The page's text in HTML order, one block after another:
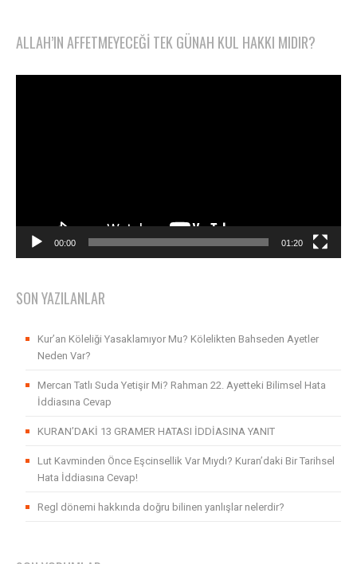
ALLAH’IN AFFETMEYECEĞI TEK GÜNAH KUL HAKKI MIDIR?
00:00 01:20
SON YAZILANLAR
Kur’an Köleliği Yasaklamıyor Mu? Kölelikten Bahseden Ayetler
Neden Var?
Mercan Tatlı Suda Yetişir Mi? Rahman 22. Ayetteki Bilimsel Hata
İddiasına Cevap
KURAN’DAKİ 13 GRAMER HATASI İDDİASINA YANIT
Lut Kavminden Önce Eşcinsellik Var Mıydı? Kuran’daki Bir Tarihsel
Hata İddiasına Cevap!
Regl dönemi hakkında doğru bilinen yanlışlar nelerdir?